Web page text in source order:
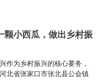
颗小西瓜，做出乡村振
作为乡村振兴的核心要务，
北省张家口市张北县公会镇